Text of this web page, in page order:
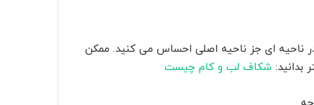
در ناحیه ای جز ناحیه اصلی احساس می کنید. ممکن
بدانید: شکاف لب و کام چیست